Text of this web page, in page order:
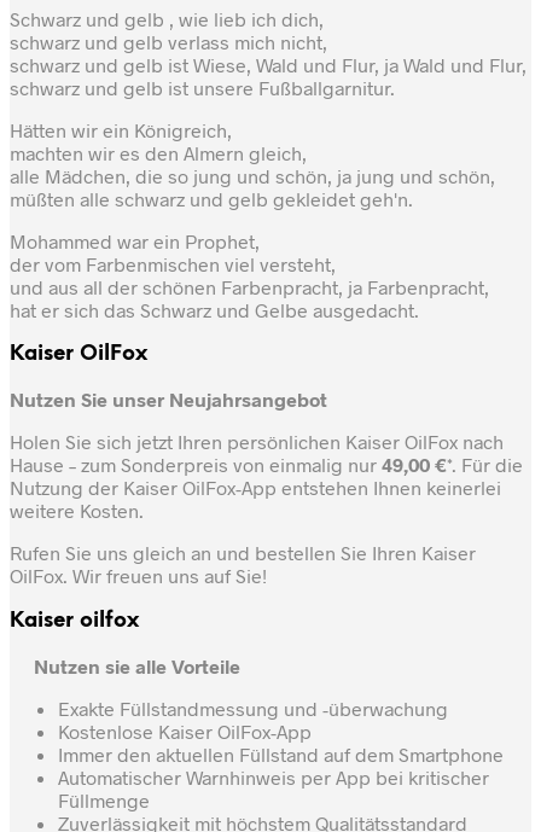
Schwarz und gelb , wie lieb ich dich,
schwarz und gelb verlass mich nicht,
schwarz und gelb ist Wiese, Wald und Flur, ja Wald und Flur,
schwarz und gelb ist unsere Fußballgarnitur.
Hätten wir ein Königreich,
machten wir es den Almern gleich,
alle Mädchen, die so jung und schön, ja jung und schön,
müßten alle schwarz und gelb gekleidet geh'n.
Mohammed war ein Prophet,
der vom Farbenmischen viel versteht,
und aus all der schönen Farbenpracht, ja Farbenpracht,
hat er sich das Schwarz und Gelbe ausgedacht.
Kaiser OilFox
Nutzen Sie unser Neujahrsangebot
Holen Sie sich jetzt Ihren persönlichen Kaiser OilFox nach
Hause – zum Sonderpreis von einmalig nur 49,00 €*. Für die
Nutzung der Kaiser OilFox-App entstehen Ihnen keinerlei
weitere Kosten.
Rufen Sie uns gleich an und bestellen Sie Ihren Kaiser
OilFox. Wir freuen uns auf Sie!
Kaiser oilfox
Nutzen sie alle Vorteile
Exakte Füllstandmessung und -überwachung
Kostenlose Kaiser OilFox-App
Immer den aktuellen Füllstand auf dem Smartphone
Automatischer Warnhinweis per App bei kritischer
Füllmenge
Zuverlässigkeit mit höchstem Qualitätsstandard